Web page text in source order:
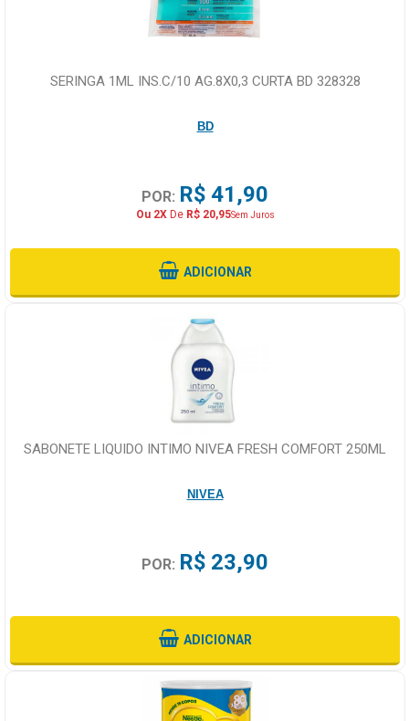
SERINGA 1ML INS.C/10 AG.8X0,3 CURTA BD 328328
BD
POR: R$ 41,90
Ou 2XDe R$ 20,95Sem Juros
ADICIONAR
SABONETE LIQUIDO INTIMO NIVEA FRESH COMFORT 250ML
NIVEA
POR: R$ 23,90
ADICIONAR